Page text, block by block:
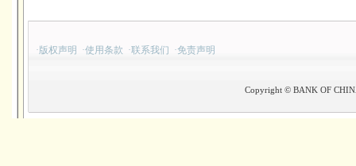
· 版权声明 ·使用条款 ·联系我们 ·免责声明
Copyright © BANK OF